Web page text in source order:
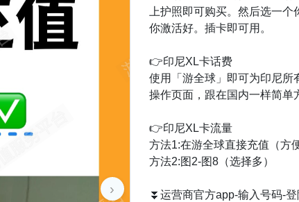
›
上护照即可购买。然后选一
你激活好。插卡即可用。
👉印尼XL卡话费
使用「游全球」即可为印尼所
操作页面，跟在国内一样简单
👉印尼XL卡流量
方法1:在游全球直接充值（方便
方法2:图2-图8（选择多）
⏬运营商官方app-输入号码-登